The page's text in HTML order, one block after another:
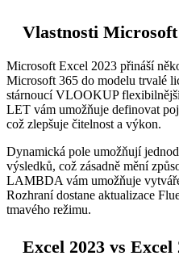
Vlastnosti
Microsoft Excel 2023 přináší
Microsoft 365 do modelu trvalé
stárnoucí VLOOKUP
LET vám umožňuje definovat
což zlepšuje čitelnost a výkon.
Dynamická pole umožňují
výsledků, což zásadně mění
LAMBDA vám umožňuje
Rozhraní dostane aktualizace
tmavého režimu.
Excel 2023 vs